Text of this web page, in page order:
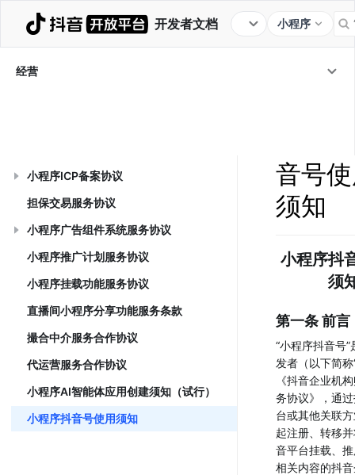
开发者文档 小程序
经营经营数据
小程序ICP备案协议
担保交易服务协议
小程序广告组件系统服务协议
小程序推广计划服务协议
小程序挂载功能服务协议
直播间小程序分享功能服务条款
撮合中介服务合作协议
代运营服务合作协议
小程序AI智能体应用创建须知（试行）
小程序抖音号使用须知
音号
须知
小程序抖
须
第一条 前言
“小程序抖音号
发者（以下简称
《抖音企业机
务协议》，通
台或其他关联
起注册、转移
音平台挂载、
相关内容的抖